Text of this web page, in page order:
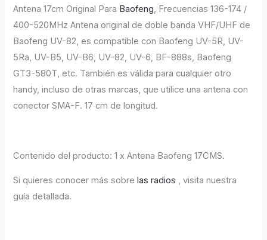
Antena 17cm Original Para Baofeng, Frecuencias 136-174 /
400-520MHz Antena original de doble banda VHF/UHF de
Baofeng UV-82, es compatible con Baofeng UV-5R, UV-
5Ra, UV-B5, UV-B6, UV-82, UV-6, BF-888s, Baofeng
GT3-580T, etc. También es válida para cualquier otro
handy, incluso de otras marcas, que utilice una antena con
conector SMA-F. 17 cm de longitud.
Contenido del producto: 1 x Antena Baofeng 17CMS.
Si quieres conocer más sobrelas radios , visita nuestra
guía detallada.